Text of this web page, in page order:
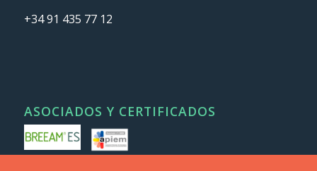
+34 91 435 77 12
ASOCIADOS Y CERTIFICADOS